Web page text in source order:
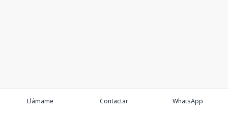
Llámame Contactar WhatsApp